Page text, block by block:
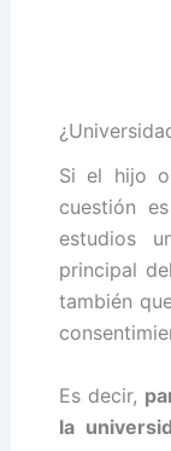
Si el hijo o
cuestión
estudios
principal
también
Es decir,
la